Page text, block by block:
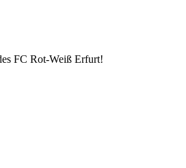
FC Rot-Weiß Erfurt!